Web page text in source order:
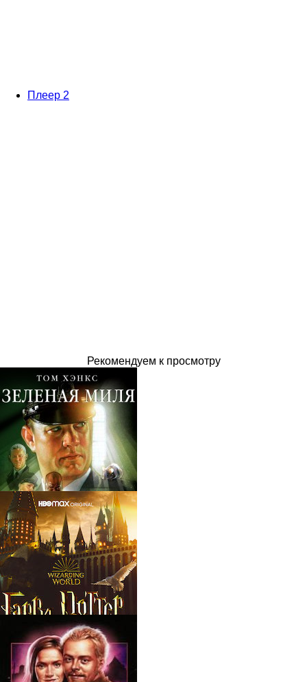
Плеер 2
Рекомендуем к просмотру